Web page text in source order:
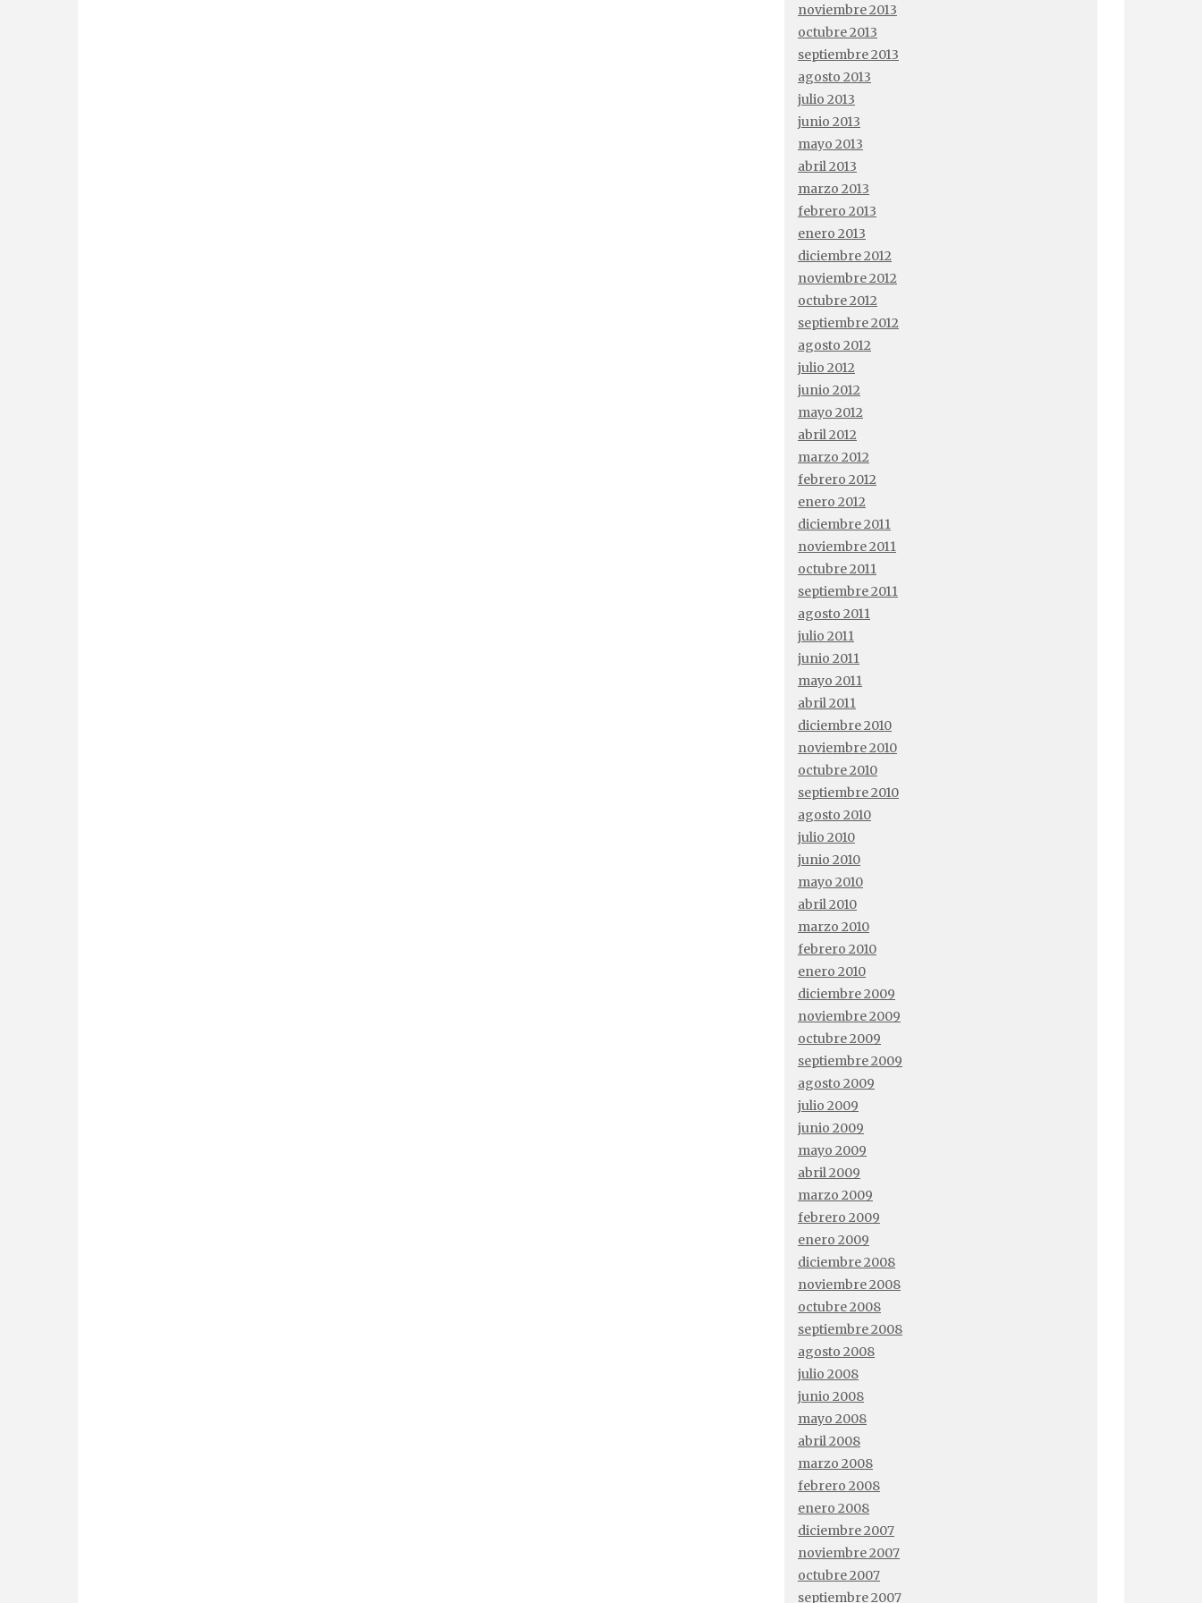
noviembre 2013
octubre 2013
septiembre 2013
agosto 2013
julio 2013
junio 2013
mayo 2013
abril 2013
marzo 2013
febrero 2013
enero 2013
diciembre 2012
noviembre 2012
octubre 2012
septiembre 2012
agosto 2012
julio 2012
junio 2012
mayo 2012
abril 2012
marzo 2012
febrero 2012
enero 2012
diciembre 2011
noviembre 2011
octubre 2011
septiembre 2011
agosto 2011
julio 2011
junio 2011
mayo 2011
abril 2011
diciembre 2010
noviembre 2010
octubre 2010
septiembre 2010
agosto 2010
julio 2010
junio 2010
mayo 2010
abril 2010
marzo 2010
febrero 2010
enero 2010
diciembre 2009
noviembre 2009
octubre 2009
septiembre 2009
agosto 2009
julio 2009
junio 2009
mayo 2009
abril 2009
marzo 2009
febrero 2009
enero 2009
diciembre 2008
noviembre 2008
octubre 2008
septiembre 2008
agosto 2008
julio 2008
junio 2008
mayo 2008
abril 2008
marzo 2008
febrero 2008
enero 2008
diciembre 2007
noviembre 2007
octubre 2007
septiembre 2007